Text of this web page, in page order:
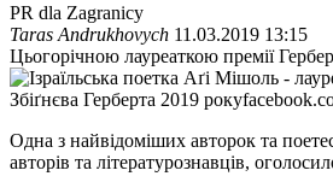
PR dla Zagranicy
Taras Andrukhovych 11.03.2019 13:15
Цьогорічною лауреаткою премії
Збіґнєва Герберта 2019 року
Одна з найвідоміших авторок та
авторів та літературознавців,